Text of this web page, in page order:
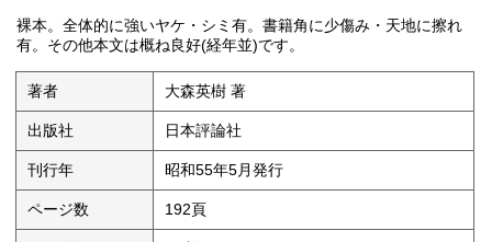
裸本。全体的に強いヤケ・シミ有。書籍角に少傷み・天地に擦れ
有。その他本文は概ね良好(経年並)です。
著者 大森英樹 著
出版社 日本評論社
刊行年 昭和55年5月発行
ページ数 192頁